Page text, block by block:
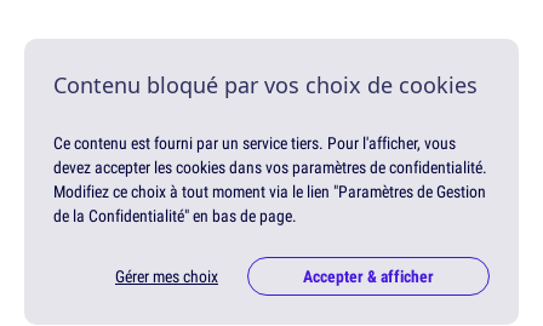
Contenu bloqué par vos choix de cookies
Ce contenu est fourni par un service tiers. Pour l'afficher, vous
devez accepter les cookies dans vos paramètres de confidentialité.
Modifiez ce choix à tout moment via le lien "Paramètres de Gestion
de la Confidentialité" en bas de page.
Gérer mes choix Accepter & afficher